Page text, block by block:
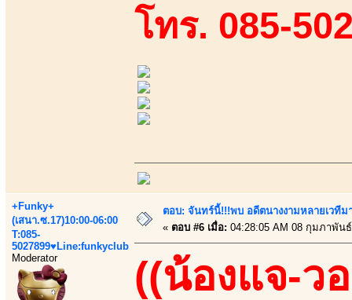
โทร. 085-
+Funky+
(เสนา.ซ.17)10:00-06:00
T:085-
5027899♥Line:funkyclub
Moderator
ตอบ: จันทร์นี้!!!พบ อดีตนางงามหลายเวที
« ตอบ #6 เมื่อ: 04:28:05 AM 08 กุมภาพัน
((น้องแจ-ว